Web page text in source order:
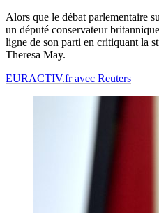
Alors que le débat parlementaire
un député conservateur
ligne de son parti en critiquant la
Theresa May.
EURACTIV.fr avec Reuters